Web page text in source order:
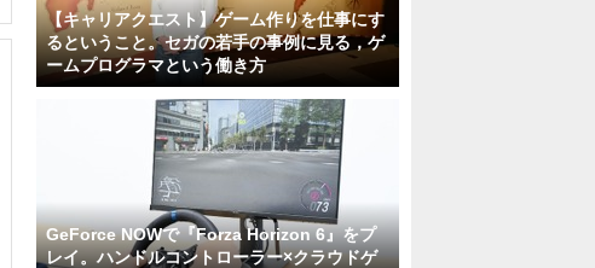
【キャリアクエスト】ゲーム作りを仕事にす
るということ。セガの若手の事例に見る，ゲ
ームプログラマという働き方
GeForce NOWで『Forza Horizon 6』をプ
レイ。ハンドルコントローラー×クラウドゲ